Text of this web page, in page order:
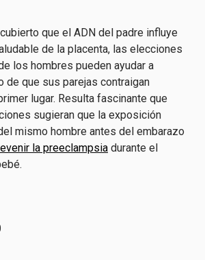
que el ADN del padre influye
de la placenta, las elecciones
los hombres pueden ayudar a
de que sus parejas contraigan
lugar. Resulta fascinante que
sugieran que la exposición
mismo hombre antes del embarazo
la preeclampsia durante el